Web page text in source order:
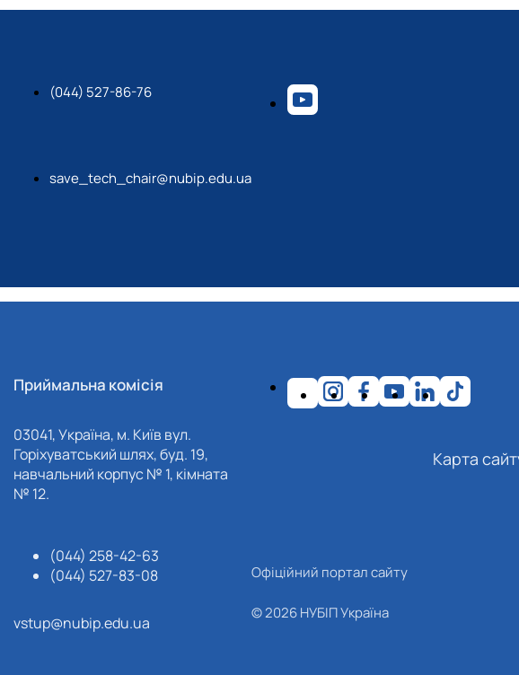
(044) 527-86-76
save_tech_chair@nubip.edu.ua
Приймальна комісія
03041, Україна, м. Київ вул.
Горіхуватський шлях, буд. 19,
навчальний корпус № 1, кімната
№ 12.
(044) 258-42-63
(044) 527-83-08
vstup@nubip.edu.ua
Карта
Офіційний портал сайту
© 2026 НУБІП Україна